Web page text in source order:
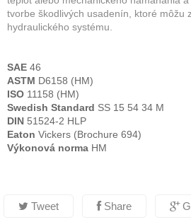
tvorbe škodlivých usadenín, ktoré môžu
hydraulického systému.
SAE 46
ASTM D6158 (HM)
ISO 11158 (HM)
Swedish Standard SS 15 54 34 M
DIN 51524-2 HLP
Eaton Vickers (Brochure 694)
Výkonová norma HM
Tweet Share